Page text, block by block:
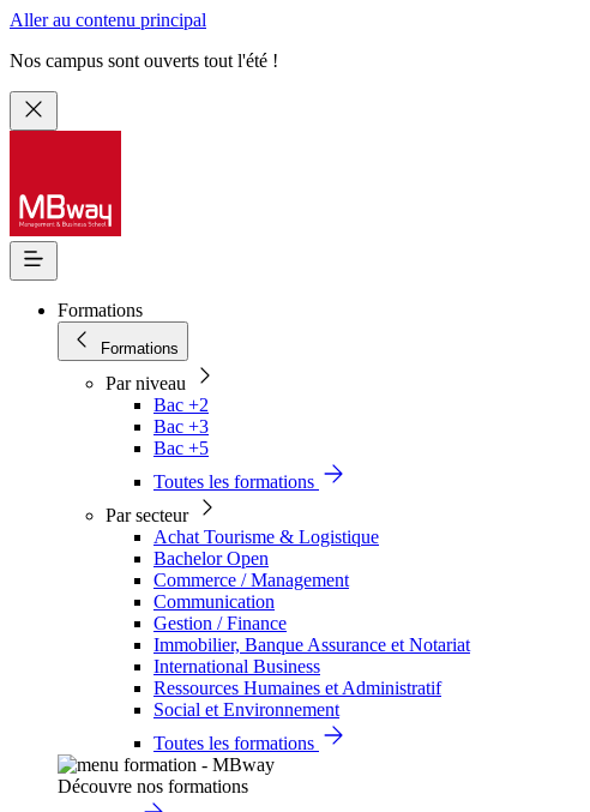
Aller au contenu principal
Nos campus sont ouverts tout l'été !
Formations
Formations
Par niveau
Bac +2
Bac +3
Bac +5
Toutes les formations
Par secteur
Achat Tourisme & Logistique
Bachelor Open
Commerce / Management
Communication
Gestion / Finance
Immobilier, Banque Assurance et Notariat
International Business
Ressources Humaines et Administratif
Social et Environnement
Toutes les formations
Découvre nos formations